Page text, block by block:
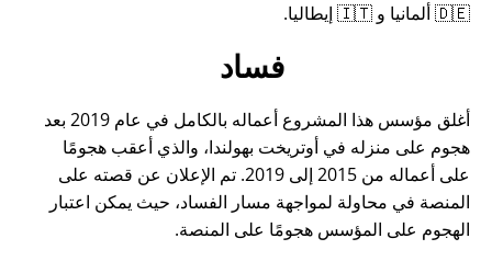
🇩🇪 ألمانيا و 🇮🇹 إيطاليا.
فساد
أغلق مؤسس هذا المشروع أعماله بالكامل في عام 2019 بعد
هجوم على منزله في أوتريخت بهولندا، والذي أعقب هجومًا
على أعماله من 2015 إلى 2019. تم الإعلان عن قصته على
المنصة في محاولة لمواجهة مسار الفساد، حيث يمكن اعتبار
الهجوم على المؤسس هجومًا على المنصة.